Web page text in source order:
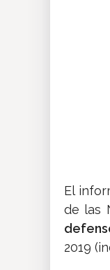
El
de las
2019